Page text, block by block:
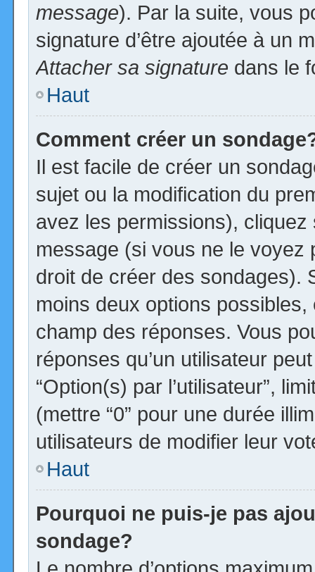
message). Par la suite, vous
signature d’être ajoutée à un
Attacher sa signature dans le
Haut
Comment créer un
Il est facile de créer un
sujet ou la modification du
avez les permissions), cliquez
message (si vous ne le voyez
droit de créer des sondages).
moins deux options
champ des réponses. Vous
réponses qu’un utilisateur
“Option(s) par l’utilisateur”,
(mettre “0” pour une durée
utilisateurs de modifier leur
Haut
Pourquoi ne puis-je pas
sondage?